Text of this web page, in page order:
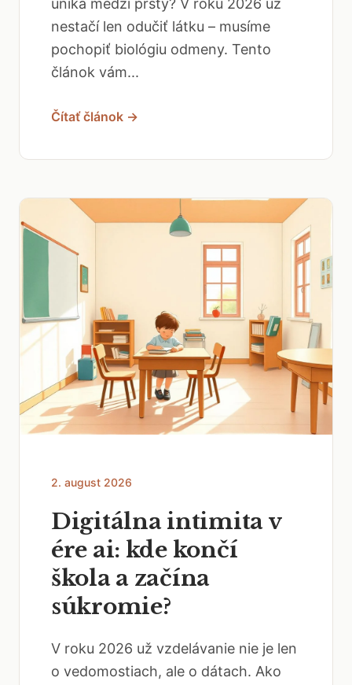
uniká medzi prsty? V roku 2026 už
nestačí len odučiť látku – musíme
pochopiť biológiu odmeny. Tento
článok vám...
Čítať článok →
2. august 2026
Digitálna intimita v
ére ai: kde končí
škola a začína
súkromie?
V roku 2026 už vzdelávanie nie je len
o vedomostiach, ale o dátach. Ako